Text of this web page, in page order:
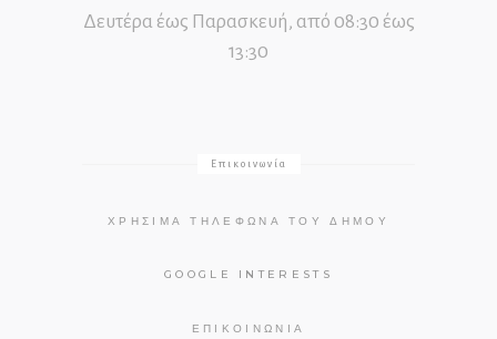
Δευτέρα έως Παρασκευή, από 08:30 έως
13:30
Επικοινωνία
ΧΡΉΣΙΜΑ ΤΗΛΈΦΩΝΑ ΤΟΥ ΔΉΜΟΥ
GOOGLE INTERESTS
ΕΠΙΚΟΙΝΩΝΊΑ